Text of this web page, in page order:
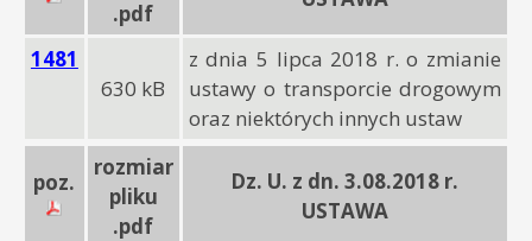
.pdf
1481
630 kB
z dnia 5 lipca 2018 r. o zmianie
ustawy o transporcie drogowym
oraz niektórych innych ustaw
poz.
rozmiar
pliku
.pdf
Dz. U. z dn. 3.08.2018 r.
USTAWA